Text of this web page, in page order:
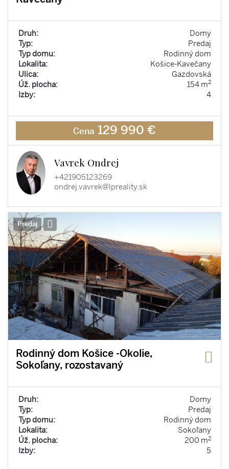
Druh:
Domy
Typ:
Predaj
Typ domu:
Rodinný dom
Lokalita:
Košice-Kavečany
Ulica:
Gazdovská
Úž. plocha:
154 m2
Izby: 4
Cena 129 990 €
Vavrek Ondrej
+421905123269
ondrej.vavrek@lpreality.sk
Predaj
Rodinný dom Košice -Okolie,
Sokoľany, rozostavaný
Druh:
Domy
Typ:
Predaj
Typ domu:
Rodinný dom
Lokalita:
Sokoľany
Úž. plocha:
200 m2
Izby: 5